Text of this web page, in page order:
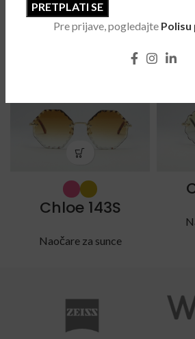
Pre prijave, pogledajte
POVEZANI PROIZVODI
Chloe 143S
Naočare za sunce